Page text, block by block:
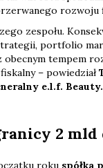
rozwoju
zespołu.
portfolio
obecnym tempem
– powiedział
e.l.f. Beauty.
2
roku spółka